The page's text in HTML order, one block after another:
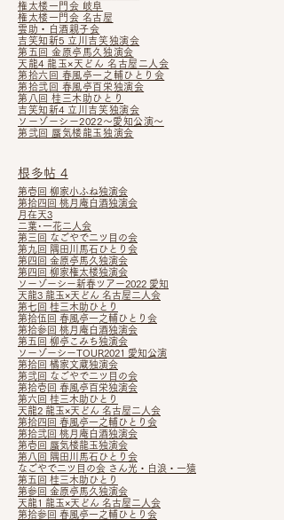
権太楼一門会 岐阜
権太楼一門会 名古屋
雲助・白酒親子会
吉笑知新5 立川吉笑独演会
第五回 金原亭馬久独演会
天龍4 龍玉×天どん 名古屋二人会
第拾六回 春風亭一之輔ひとり会
第拾弐回 春風亭百栄独演会
第八回 桂三木助ひとり
吉笑知新4 立川吉笑独演会
ソーゾーシー2022～愛知公演～
第弐回 蜃気楼龍玉独演会
根多帖 4
第壱回 柳家小ふね独演会
第拾四回 桃月庵白酒独演会
月在天3
二葉･一花二人会
第三回 なごやで二ツ目の会
第九回 隅田川馬石ひとり会
第四回 金原亭馬久独演会
第四回 柳家権太楼独演会
ソーゾーシー新春ツアー2022 愛知
天龍3 龍玉×天どん 名古屋二人会
第七回 桂三木助ひとり
第拾伍回 春風亭一之輔ひとり会
第拾参回 桃月庵白酒独演会
第五回 柳亭こみち独演会
ソーゾーシーTOUR2021 愛知公演
第拾回 橘家文蔵独演会
第弐回 なごやで二ツ目の会
第拾壱回 春風亭百栄独演会
第六回 桂三木助ひとり
天龍2 龍玉×天どん 名古屋二人会
第拾四回 春風亭一之輔ひとり会
第拾弐 回 桃月庵白酒独演会
第壱回 蜃気楼龍玉独演会
第八回 隅田川馬石ひとり会
なごやで二ツ目の会 さん光・白浪・一猿
第五回 桂三木助ひとり
第参回 金原亭馬久独演会
天龍1 龍玉×天どん 名古屋二人会
第拾参回 春風亭一之輔ひとり会